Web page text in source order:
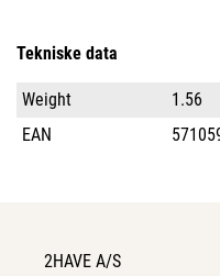
Tekniske data
Weight
1.56
EAN
2HAVE A/S